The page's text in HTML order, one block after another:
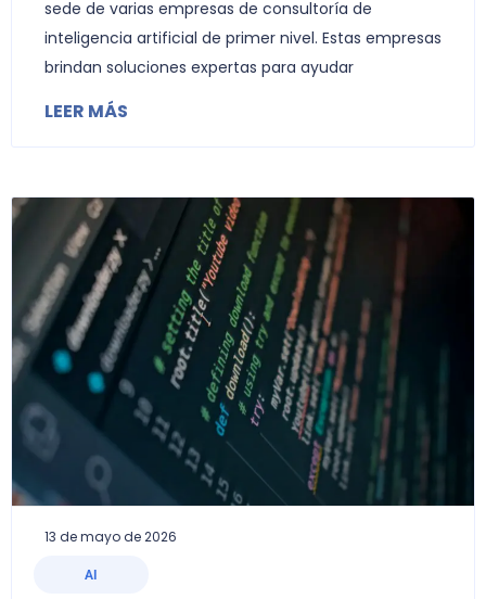
sede de varias empresas de consultoría de
inteligencia artificial de primer nivel. Estas empresas
brindan soluciones expertas para ayudar
LEER MÁS
AI
13 de mayo de 2026